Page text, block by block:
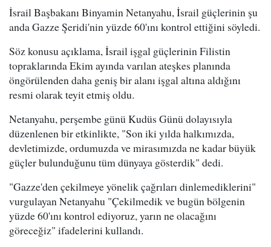
İsrail Başbakanı Binyamin Netanyahu, İsrail güçlerinin şu
anda Gazze Şeridi'nin yüzde 60'ını kontrol ettiğini söyledi.
Söz konusu açıklama, İsrail işgal güçlerinin Filistin
topraklarında Ekim ayında varılan ateşkes planında
öngörülenden daha geniş bir alanı işgal altına aldığını
resmi olarak teyit etmiş oldu.
Netanyahu, perşembe günü Kudüs Günü dolayısıyla
düzenlenen bir etkinlikte, "Son iki yılda halkımızda,
devletimizde, ordumuzda ve mirasımızda ne kadar büyük
güçler bulunduğunu tüm dünyaya gösterdik" dedi.
"Gazze'den çekilmeye yönelik çağrıları dinlemediklerini"
vurgulayan Netanyahu "Çekilmedik ve bugün bölgenin
yüzde 60'ını kontrol ediyoruz, yarın ne olacağını
göreceğiz" ifadelerini kullandı.